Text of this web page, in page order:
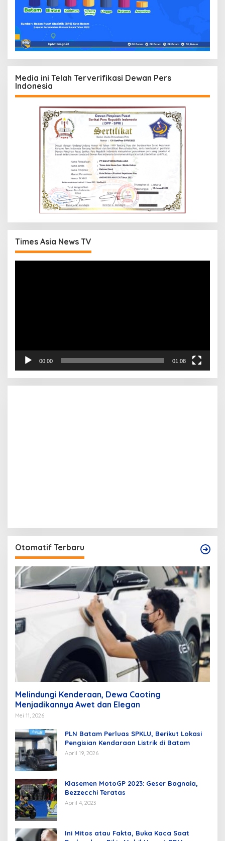
Media ini Telah Terverifikasi Dewan Pers
Indonesia
Times Asia News TV
00:00 01:08
Otomatif Terbaru
Melindungi Kenderaan, Dewa Caoting
Menjadikannya Awet dan Elegan
Mei 11, 2026
PLN Batam Perluas SPKLU, Berikut Lokasi
Pengisian Kendaraan Listrik di Batam
April 19, 2026
Klasemen MotoGP 2023: Geser Bagnaia,
Bezzecchi Teratas
April 4, 2023
Ini Mitos atau Fakta, Buka Kaca Saat